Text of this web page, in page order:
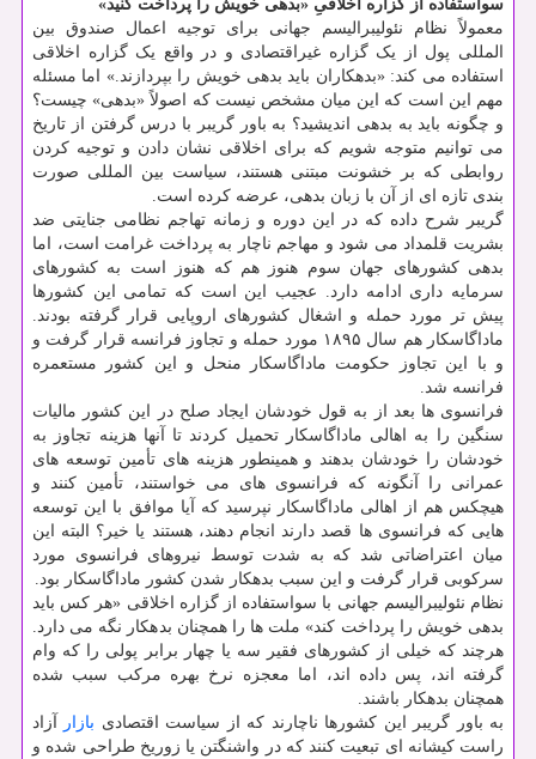
سواستفاده از گزاره اخلاقیِ «بدهی خویش را پرداخت کنید»
معمولاً نظام نئولیبرالیسم جهانی برای توجیه اعمال صندوق بین
المللی پول از یک گزاره غیراقتصادی و در واقع یک گزاره اخلاقی
استفاده می کند: «بدهکاران باید بدهی خویش را بپردازند.» اما مسئله
مهم این است که این میان مشخص نیست که اصولاً «بدهی» چیست؟
و چگونه باید به بدهی اندیشید؟ به باور گریبر با درس گرفتن از تاریخ
می توانیم متوجه شویم که برای اخلاقی نشان دادن و توجیه کردن
روابطی که بر خشونت مبتنی هستند، سیاست بین المللی صورت
بندی تازه ای از آن با زبان بدهی، عرضه کرده است.
گریبر شرح داده که در این دوره و زمانه تهاجم نظامی جنایتی ضد
بشریت قلمداد می شود و مهاجم ناچار به پرداخت غرامت است، اما
بدهی کشورهای جهان سوم هنوز هم که هنوز است به کشورهای
سرمایه داری ادامه دارد. عجیب این است که تمامی این کشورها
پیش تر مورد حمله و اشغال کشورهای اروپایی قرار گرفته بودند.
ماداگاسکار هم سال ۱۸۹۵ مورد حمله و تجاوز فرانسه قرار گرفت و
و با این تجاوز حکومت ماداگاسکار منحل و این کشور مستعمره
فرانسه شد.
فرانسوی ها بعد از به قول خودشان ایجاد صلح در این کشور مالیات
سنگین را به اهالی ماداگاسکار تحمیل کردند تا آنها هزینه تجاوز به
خودشان را خودشان بدهند و همینطور هزینه های تأمین توسعه های
عمرانی را آنگونه که فرانسوی های می خواستند، تأمین کنند و
هیچکس هم از اهالی ماداگاسکار نپرسید که آیا موافق با این توسعه
هایی که فرانسوی ها قصد دارند انجام دهند، هستند یا خیر؟ البته این
میان اعتراضاتی شد که به شدت توسط نیروهای فرانسوی مورد
سرکوبی قرار گرفت و این سبب بدهکار شدن کشور ماداگاسکار بود.
نظام نئولیبرالیسم جهانی با سواستفاده از گزاره اخلاقی «هر کس باید
بدهی خویش را پرداخت کند» ملت ها را همچنان بدهکار نگه می دارد.
هرچند که خیلی از کشورهای فقیر سه یا چهار برابر پولی را که وام
گرفته اند، پس داده اند، اما معجزه نرخ بهره مرکب سبب شده
همچنان بدهکار باشند.
به باور گریبر این کشورها ناچارند که از سیاست اقتصادی بازار
آزاد
راست کیشانه ای تبعیت کنند که در واشنگتن یا زوریخ طراحی شده و